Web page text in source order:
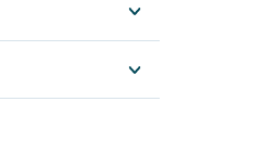
устройств